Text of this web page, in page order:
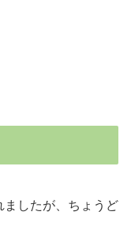
ましたが、ちょうど